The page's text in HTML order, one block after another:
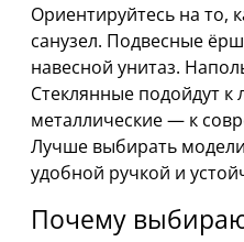
Ориентируйтесь на то,
санузел. Подвесные
навесной унитаз.
Стеклянные подойдут к
металлические — к
Лучше выбирать
удобной ручкой и
Почему